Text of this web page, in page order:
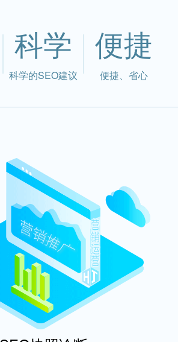
科学
科学的SEO建议
便捷
便捷、省心